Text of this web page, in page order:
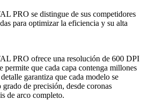
PRO se distingue de sus competidores
para optimizar la eficiencia y su alta
PRO ofrece una resolución de 600 DPI
que cada capa contenga millones
garantiza que cada modelo se
de precisión, desde coronas
de arco completo.